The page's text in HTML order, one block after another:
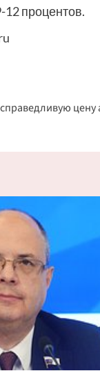
процентов.